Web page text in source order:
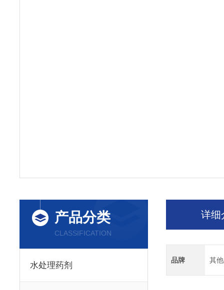
产品分类
CLASSIFICATION
水处理药剂
详细
品牌 其